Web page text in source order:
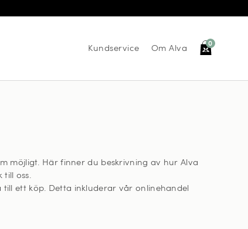
Kundservice Om Alva
0
möjligt. Här finner du beskrivning av hur Alva
till oss.
ett köp. Detta inkluderar vår onlinehandel